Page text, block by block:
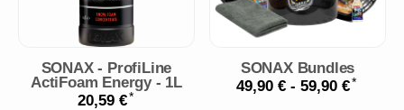
SONAX - ProfiLine
ActiFoam Energy - 1L
20,59 €*
SONAX Bundles
49,90 € - 59,90 €*